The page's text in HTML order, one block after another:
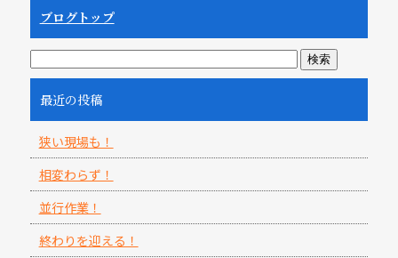
ブログトップ
最近の投稿
狭い現場も！
相変わらず！
並行作業！
終わりを迎える！